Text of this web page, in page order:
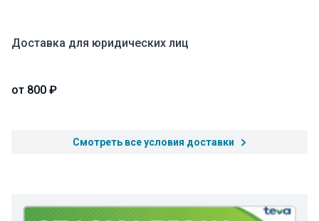
Доставка для юридических лиц
от 800 ₽
Смотреть все условия доставки